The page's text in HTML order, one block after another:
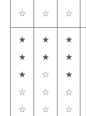
☆
☆
☆
★
★
★
☆
☆
★
★
☆
☆
☆
★
★
★
☆
☆